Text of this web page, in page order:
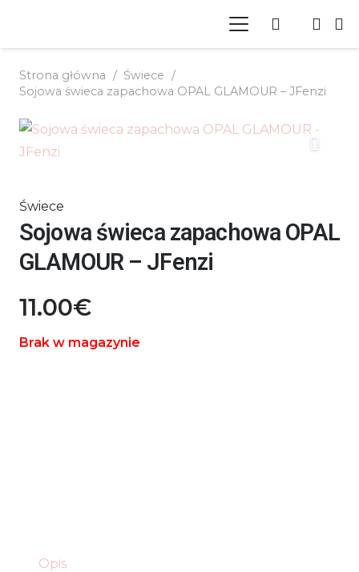
Strona główna / Świece /
Sojowa świeca zapachowa OPAL GLAMOUR – JFenzi
Świece
Sojowa świeca zapachowa OPAL
GLAMOUR – JFenzi
11.00€
Brak w magazynie
Opis